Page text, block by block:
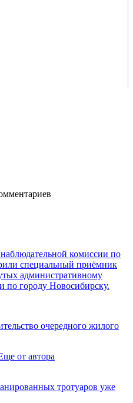
комиссии по
специальный приёмник
административному
по городу Новосибирску.
очередного жилого
от автора
тротуаров уже